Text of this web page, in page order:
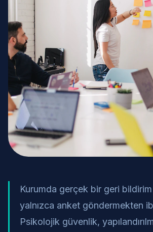
Kurumda gerçek bir geri
yalnızca anket göndermekten
Psikolojik güvenlik,